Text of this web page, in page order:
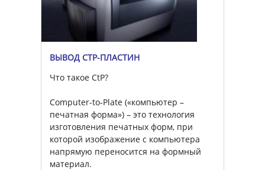
ВЫВОД CTP-ПЛАСТИН
Что такое CtP?
Computer-to-Plate («компьютер –
печатная форма») – это технология
изготовления печатных форм, при
которой изображение с компьютера
напрямую переносится на формный
материал.